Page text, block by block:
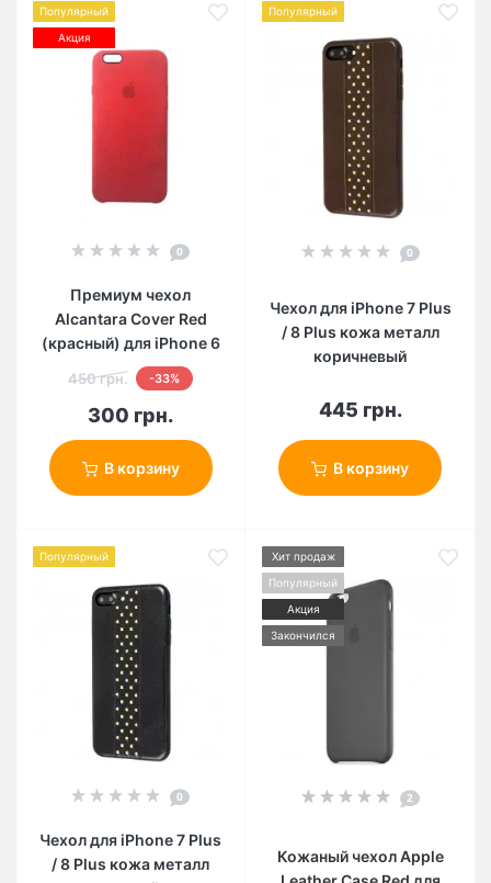
Популярный
Акция
0
Премиум чехол
Alcantara Cover Red
(красный) для iPhone 6
450 грн. -33%
300 грн.
В корзину
Популярный
0
Чехол для iPhone 7 Plus
/ 8 Plus кожа металл
коричневый
445 грн.
В корзину
Популярный
0
Чехол для iPhone 7 Plus
/ 8 Plus кожа металл
Хит продаж
Популярный
Акция
Закончился
2
Кожаный чехол Apple